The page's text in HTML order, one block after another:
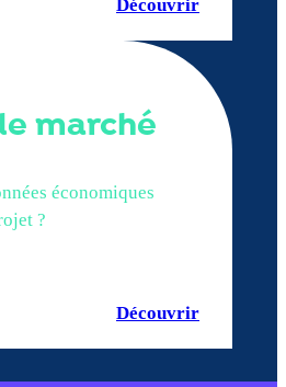
Découvrir
marché
économiques
?
Découvrir